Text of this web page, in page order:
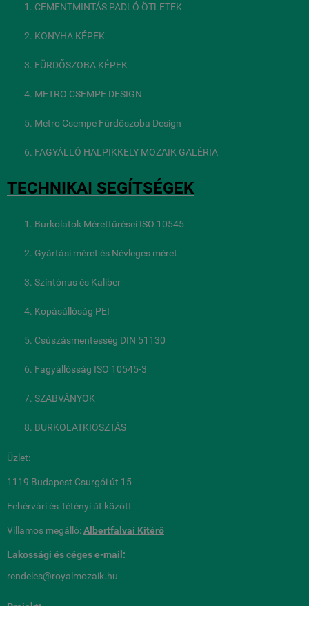
CEMENTMINTÁS PADLÓ ÖTLETEK
KONYHA KÉPEK
FÜRDŐSZOBA KÉPEK
METRO CSEMPE DESIGN
Metro Csempe Fürdőszoba Design
FAGYÁLLÓ HALPIKKELY MOZAIK GALÉRIA
TECHNIKAI SEGÍTSÉGEK
Burkolatok Mérettűrései ISO 10545
Gyártási méret és Névleges méret
Színtónus és Kaliber
Kopásállóság PEI
Csúszásmentesség DIN 51130
Fagyállósság ISO 10545-3
SZABVÁNYOK
BURKOLATKIOSZTÁS
Üzlet:
1119 Budapest Csurgói út 15
Fehérvári és Tétényi út között
Villamos megálló:Albertfalvai Kitérő
Lakossági és cégese-mail:
rendeles@royalmozaik.hu
Projekt: